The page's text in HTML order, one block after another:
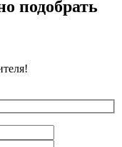
подобрать